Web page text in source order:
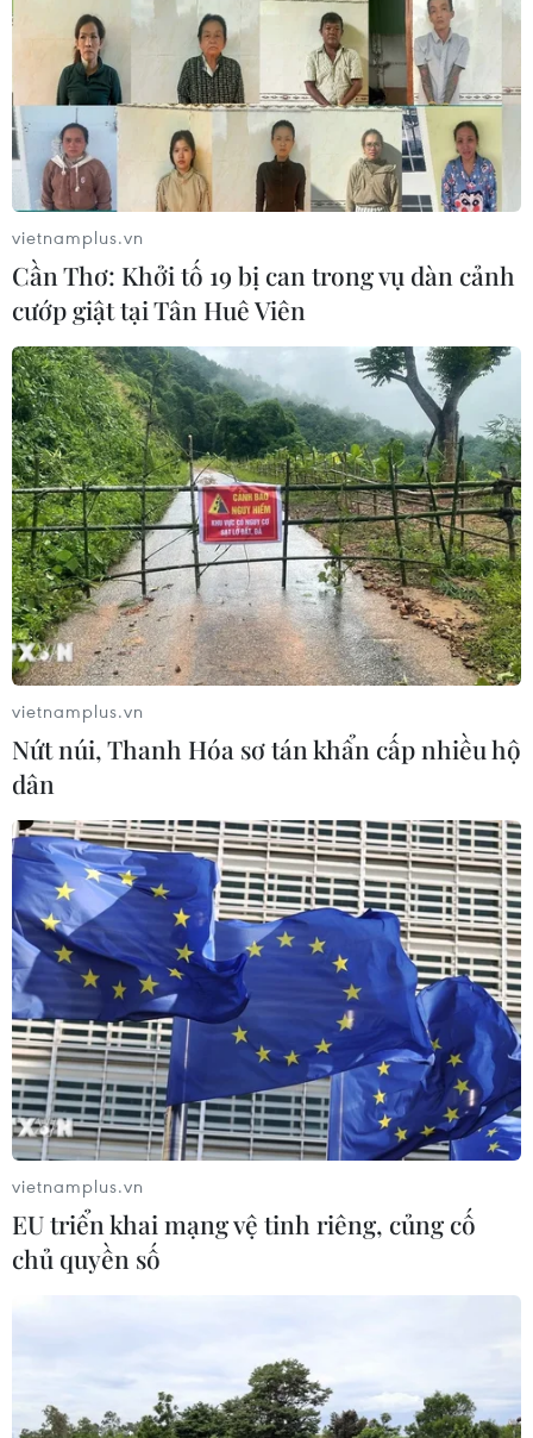
vietnamplus.vn
Cần Thơ: Khởi tố 19 bị can trong vụ dàn cảnh
cướp giật tại Tân Huê Viên
vietnamplus.vn
Nứt núi, Thanh Hóa sơ tán khẩn cấp nhiều hộ
dân
vietnamplus.vn
EU triển khai mạng vệ tinh riêng, củng cố
chủ quyền số